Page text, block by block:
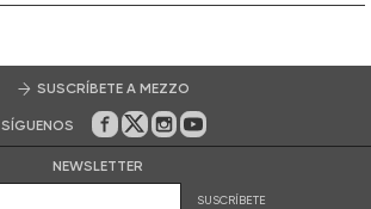
SUSCRÍBETE A MEZZO
SÍGUENOS En Facebook
En Twitter
En Instagram
En Youtube
NEWSLETTER
SUSCRÍBETE